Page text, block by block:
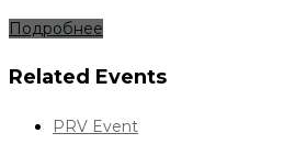
Подробнее
Related Events
PRV Event